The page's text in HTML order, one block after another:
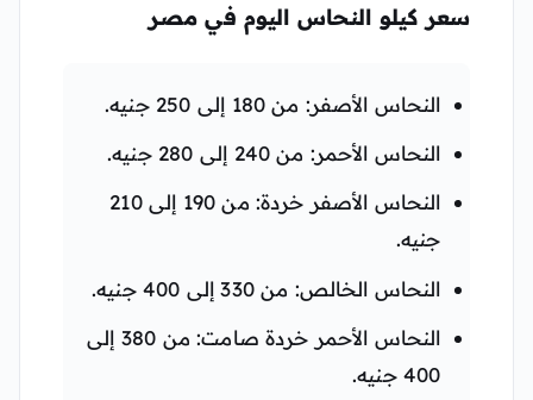
سعر كيلو النحاس اليوم في مصر
النحاس الأصفر: من 180 إلى 250 جنيه.
النحاس الأحمر: من 240 إلى 280 جنيه.
النحاس الأصفر خردة: من 190 إلى 210
جنيه.
النحاس الخالص: من 330 إلى 400 جنيه.
النحاس الأحمر خردة صامت: من 380 إلى
400 جنيه.